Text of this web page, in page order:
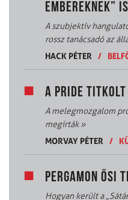
EMBEREKNEK”
A szubjektív
rossz tanácsadó az
HACK PÉTER
/
A PRIDE TITKOLT
A melegmozgalom
megírták»
MORVAY PÉTER
/
PERGAMON ŐSI
Hogyan került a